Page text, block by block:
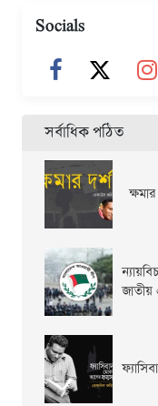
Socials
সর্বাধিক পঠিত
জাতীয়